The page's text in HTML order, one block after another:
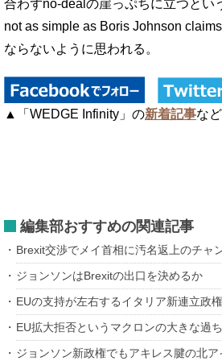
合わずno-dealの崖っぷちに立つとい
not as simple as Boris Johnson
ならないように思われる。
▲「WEDGE Infinity」の新着記事な
編集部おすすめの関連記事
Brexit交渉でメイ首相に汚名返上のチャ
ジョンソンはBrexitの出口を決めるか
EUの支持が左右するイタリア新連立政権
EU拡大拒否というマクロンの大きな過ち
ジョンソン新政権でもアキレス腱の北